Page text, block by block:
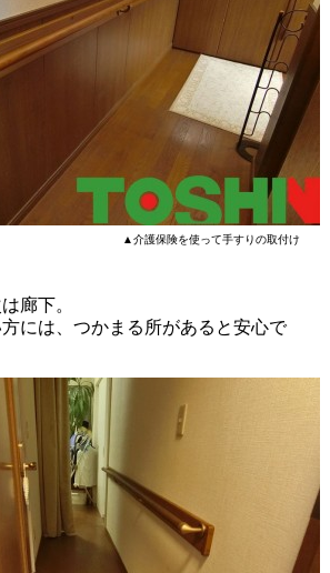
▲介護保険を使って手すりの取付け
廊下。
には、つかまる所があると安心で